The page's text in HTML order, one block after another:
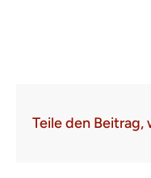
Teile den Beitrag,